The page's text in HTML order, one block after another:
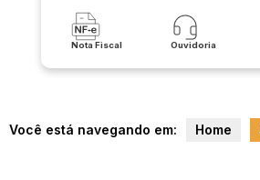
Nota Fiscal Ouvidoria
Você está navegando em: Home